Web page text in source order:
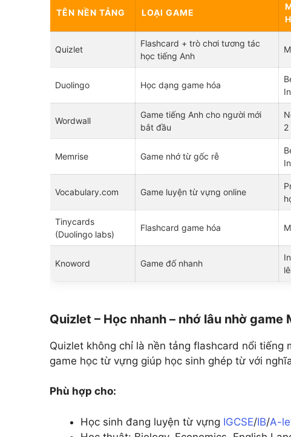
TÊN NỀN TẢNG LOẠI GAME
Quizlet
Flashcard + trò chơi tương tác
học tiếng Anh
Duolingo Học dạng game hóa
Wordwall
Game tiếng Anh cho người mới
bắt đầu
2
Memrise Game nhớ từ gốc rễ
Vocabulary.com Game luyện từ vựng online
Tinycards
(Duolingo labs)
Flashcard game hóa
Knoword Game đố nhanh
Quizlet – Học nhanh – nhớ lâu nhờ game
Quizlet không chỉ là nền tảng flashcard nổi tiếng
game học từ vựng giúp học sinh ghép từ với
Phù hợp cho:
Học sinh đang luyện từ vựng IGCSE/IB/A-